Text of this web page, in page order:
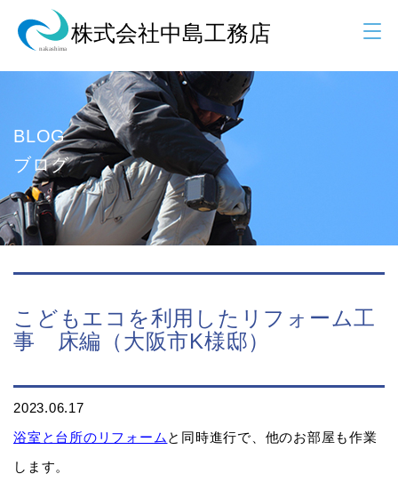
BLOG
ブログ
こどもエコを利用したリフォーム工
事 床編（大阪市K様邸）
2023.06.17
浴室と台所のリフォーム と同時進行で、他のお部屋も作業
します。